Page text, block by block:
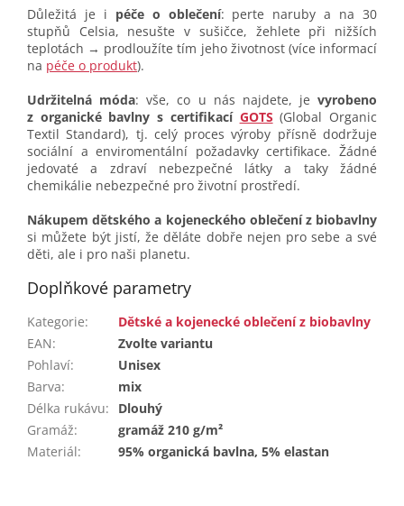
Důležitá je i péče o oblečení: perte naruby a na 30
stupňů Celsia, nesušte v sušičce, žehlete při nižších
teplotách → prodloužíte tím jeho životnost (více informací
na péče o produkt).
Udržitelná móda: vše, co u nás najdete, je vyrobeno
z organické bavlny s certifikací GOTS (Global Organic
Textil Standard), tj. celý proces výroby přísně dodržuje
sociální a enviromentální požadavky certifikace. Žádné
jedovaté a zdraví nebezpečné látky a taky žádné
chemikálie nebezpečné pro životní prostředí.
Nákupem dětského a kojeneckého oblečení z biobavlny
si můžete být jistí, že děláte dobře nejen pro sebe a své
děti, ale i pro naši planetu.
Doplňkové parametry
Kategorie:
Dětské a kojenecké oblečení z biobavlny
EAN:
Zvolte variantu
Pohlaví:
Unisex
Barva:
mix
Délka rukávu:
Dlouhý
Gramáž:
gramáž 210 g/m²
Materiál: 95% organická bavlna, 5% elastan